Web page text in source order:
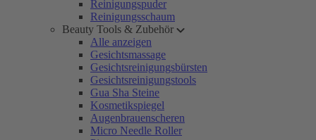
Reinigungspuder
Reinigungsschaum
Beauty Tools & Zubehör
Alle anzeigen
Gesichtsmassage
Gesichtsreinigungsbürsten
Gesichtsreinigungstools
Gua Sha Steine
Kosmetikspiegel
Augenbrauenscheren
Micro Needle Roller